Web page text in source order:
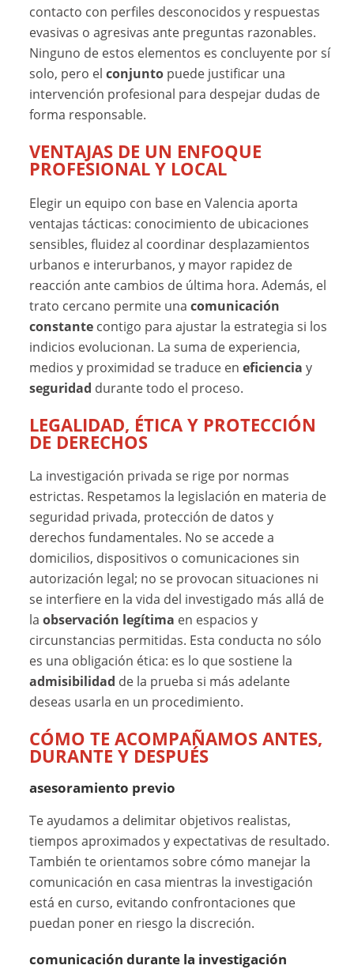
contacto con perfiles desconocidos y respuestas
evasivas o agresivas ante preguntas razonables.
Ninguno de estos elementos es concluyente por sí
solo, pero elconjunto puede justificar una
intervención profesional para despejar dudas de
forma responsable.
VENTAJAS DE UN ENFOQUE
PROFESIONAL Y LOCAL
Elegir un equipo con base en Valencia aporta
ventajas tácticas: conocimiento de ubicaciones
sensibles, fluidez al coordinar desplazamientos
urbanos e interurbanos, y mayor rapidez de
reacción ante cambios de última hora. Además, el
trato cercano permite unacomunicación
constante contigo para ajustar la estrategia si los
indicios evolucionan. La suma de experiencia,
medios y proximidad se traduce eneficiencia y
seguridad durante todo el proceso.
LEGALIDAD, ÉTICA Y PROTECCIÓN
DE DERECHOS
La investigación privada se rige por normas
estrictas. Respetamos la legislación en materia de
seguridad privada, protección de datos y
derechos fundamentales. No se accede a
domicilios, dispositivos o comunicaciones sin
autorización legal; no se provocan situaciones ni
se interfiere en la vida del investigado más allá de
laobservación legítima en espacios y
circunstancias permitidas. Esta conducta no sólo
es una obligación ética: es lo que sostiene la
admisibilidad de la prueba si más adelante
deseas usarla en un procedimiento.
CÓMO TE ACOMPAÑAMOS ANTES,
DURANTE Y DESPUÉS
asesoramiento previo
Te ayudamos a delimitar objetivos realistas,
tiempos aproximados y expectativas de resultado.
También te orientamos sobre cómo manejar la
comunicación en casa mientras la investigación
está en curso, evitando confrontaciones que
puedan poner en riesgo la discreción.
comunicación durante la investigación